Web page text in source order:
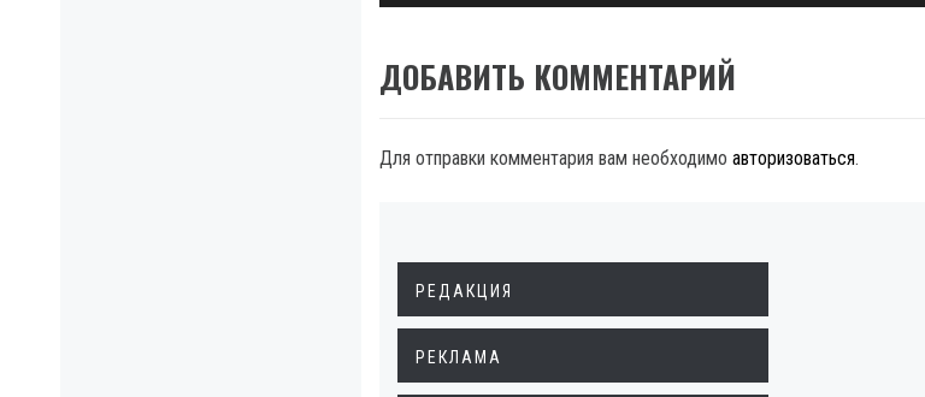
ДОБАВИТЬ КОММЕНТАРИЙ
Для отправки комментария вам необходимо авторизоваться.
РЕДАКЦИЯ
РЕКЛАМА